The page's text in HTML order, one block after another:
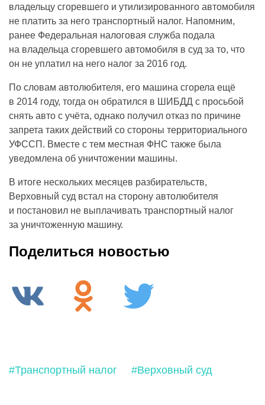
владельцу сгоревшего и утилизированного автомобиля
не платить за него транспортный налог. Напомним,
ранее Федеральная налоговая служба подала
на владельца сгоревшего автомобиля в суд за то, что
он не уплатил на него налог за 2016 год.
По словам автолюбителя, его машина сгорела ещё
в 2014 году, тогда он обратился в ШИБДД с просьбой
снять авто с учёта, однако получил отказ по причине
запрета таких действий со стороны территориального
УФССП. Вместе с тем местная ФНС также была
уведомлена об уничтожении машины.
В итоге нескольких месяцев разбирательств,
Верховный суд встал на сторону автолюбителя
и постановил не выплачивать транспортный налог
за уничтоженную машину.
Поделиться новостью
#Транспортный налог #Верховный суд